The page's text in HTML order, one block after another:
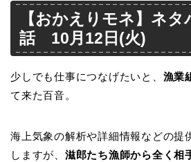
【おかえりモネ】ネ
話 10月12日(火)
少しでも仕事につなげたいと、 漁業
て来た百音。
海上気象の解析や詳細情報などの提
しますが、 滋郎たち漁師から全く相